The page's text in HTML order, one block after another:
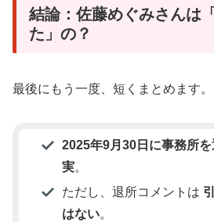
結論：佐藤めぐみさんは
た」の？
最後にもう一度、短くまとめます。
2025年9月30日に事務所
実。
ただし、退所コメントは
はない。